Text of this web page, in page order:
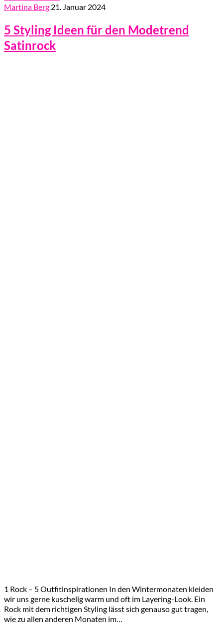
Martina Berg 21. Januar 2024
5 Styling Ideen für den Modetrend
Satinrock
1 Rock – 5 Outfitinspirationen In den Wintermonaten kleiden
wir uns gerne kuschelig warm und oft im Layering-Look. Ein
Rock mit dem richtigen Styling lässt sich genauso gut tragen,
wie zu allen anderen Monaten im…